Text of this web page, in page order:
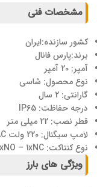
مشخصات فنی
کشور سازنده:ایران
برند:پارس فانال
آمپر: 20 آمپر
نوع محصول: شاسی
گارانتی: 2 سال
درجه حفاظت: IP65
قطر نصب: 22 میلی متر
لامپ سیگنال: 220 ولت AC
نوع کنتاکت: 1xNO – 1xNC
ویژگی های بارز